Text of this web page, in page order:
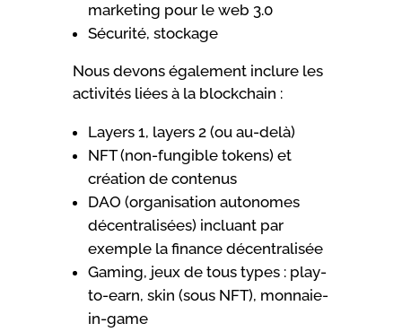
marketing pour le web 3.0
Sécurité, stockage
Nous devons également inclure les
activités liées à la blockchain :
Layers 1, layers 2 (ou au-delà)
NFT (non-fungible tokens) et
création de contenus
DAO (organisation autonomes
décentralisées) incluant par
exemple la finance décentralisée
Gaming, jeux de tous types : play-
to-earn, skin (sous NFT), monnaie-
in-game